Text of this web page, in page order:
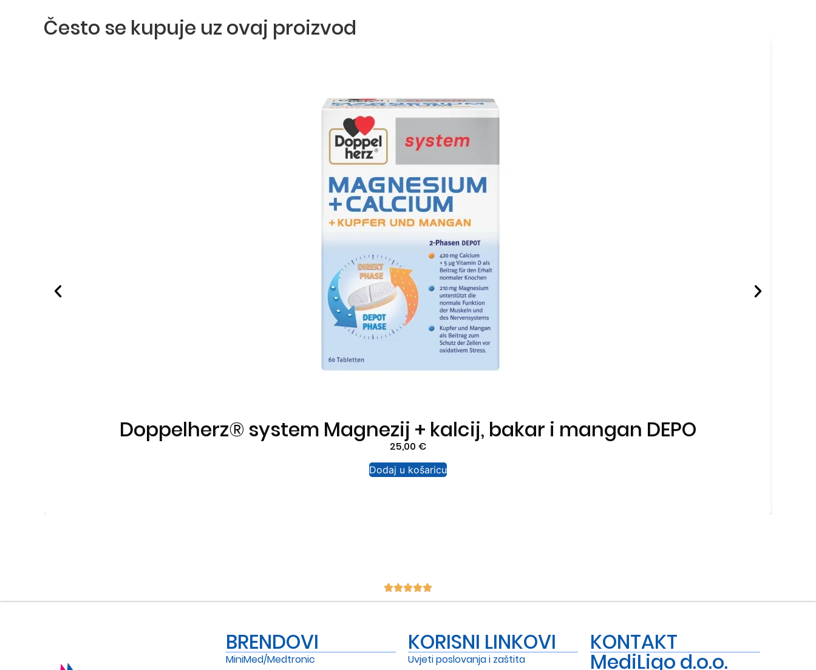
Često se kupuje uz ovaj proizvod
Doppelherz® system Magnezij + kalcij, bakar i mangan DEPO
25,00 €
Dodaj u košaricu
BRENDOVI
MiniMed/Medtronic
KORISNI LINKOVI
Uvjeti poslovanja i zaštita
KONTAKT
MediLigo d.o.o.